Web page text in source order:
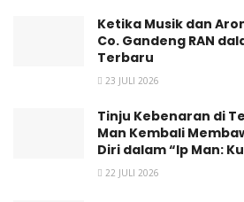
Untuk mengetahui secara lengkap
times, CK Star Entertainment secara
mengumumkan informasi
@wokeupfest.
Informasi lainnya yang perlu di-
datang ke Woke Up Fest 2023 atau
Ketika Musik dan
Co. Gandeng RAN
Terbaru
23 JULI 2026
Tinju Kebenaran di
Man Kembali
Diri dalam “Ip Man:
22 JULI 2026